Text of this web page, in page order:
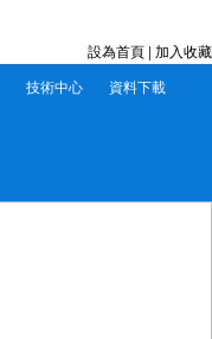
設為首頁 加入收藏
技術中心 資料下載